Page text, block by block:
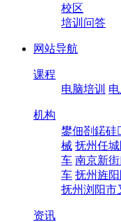
校区
培训问答
网站导航
课程
电脑培训
机构
鐢佃剳鍩硅
械 抚州任
车 南京新
车 抚州旌
抚州浏阳市
资讯